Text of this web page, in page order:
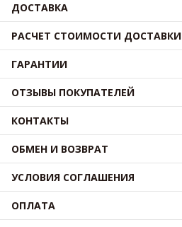
ДОСТАВКА
РАСЧЕТ СТОИМОСТИ ДОСТАВКИ
ГАРАНТИИ
ОТЗЫВЫ ПОКУПАТЕЛЕЙ
КОНТАКТЫ
ОБМЕН И ВОЗВРАТ
УСЛОВИЯ СОГЛАШЕНИЯ
ОПЛАТА